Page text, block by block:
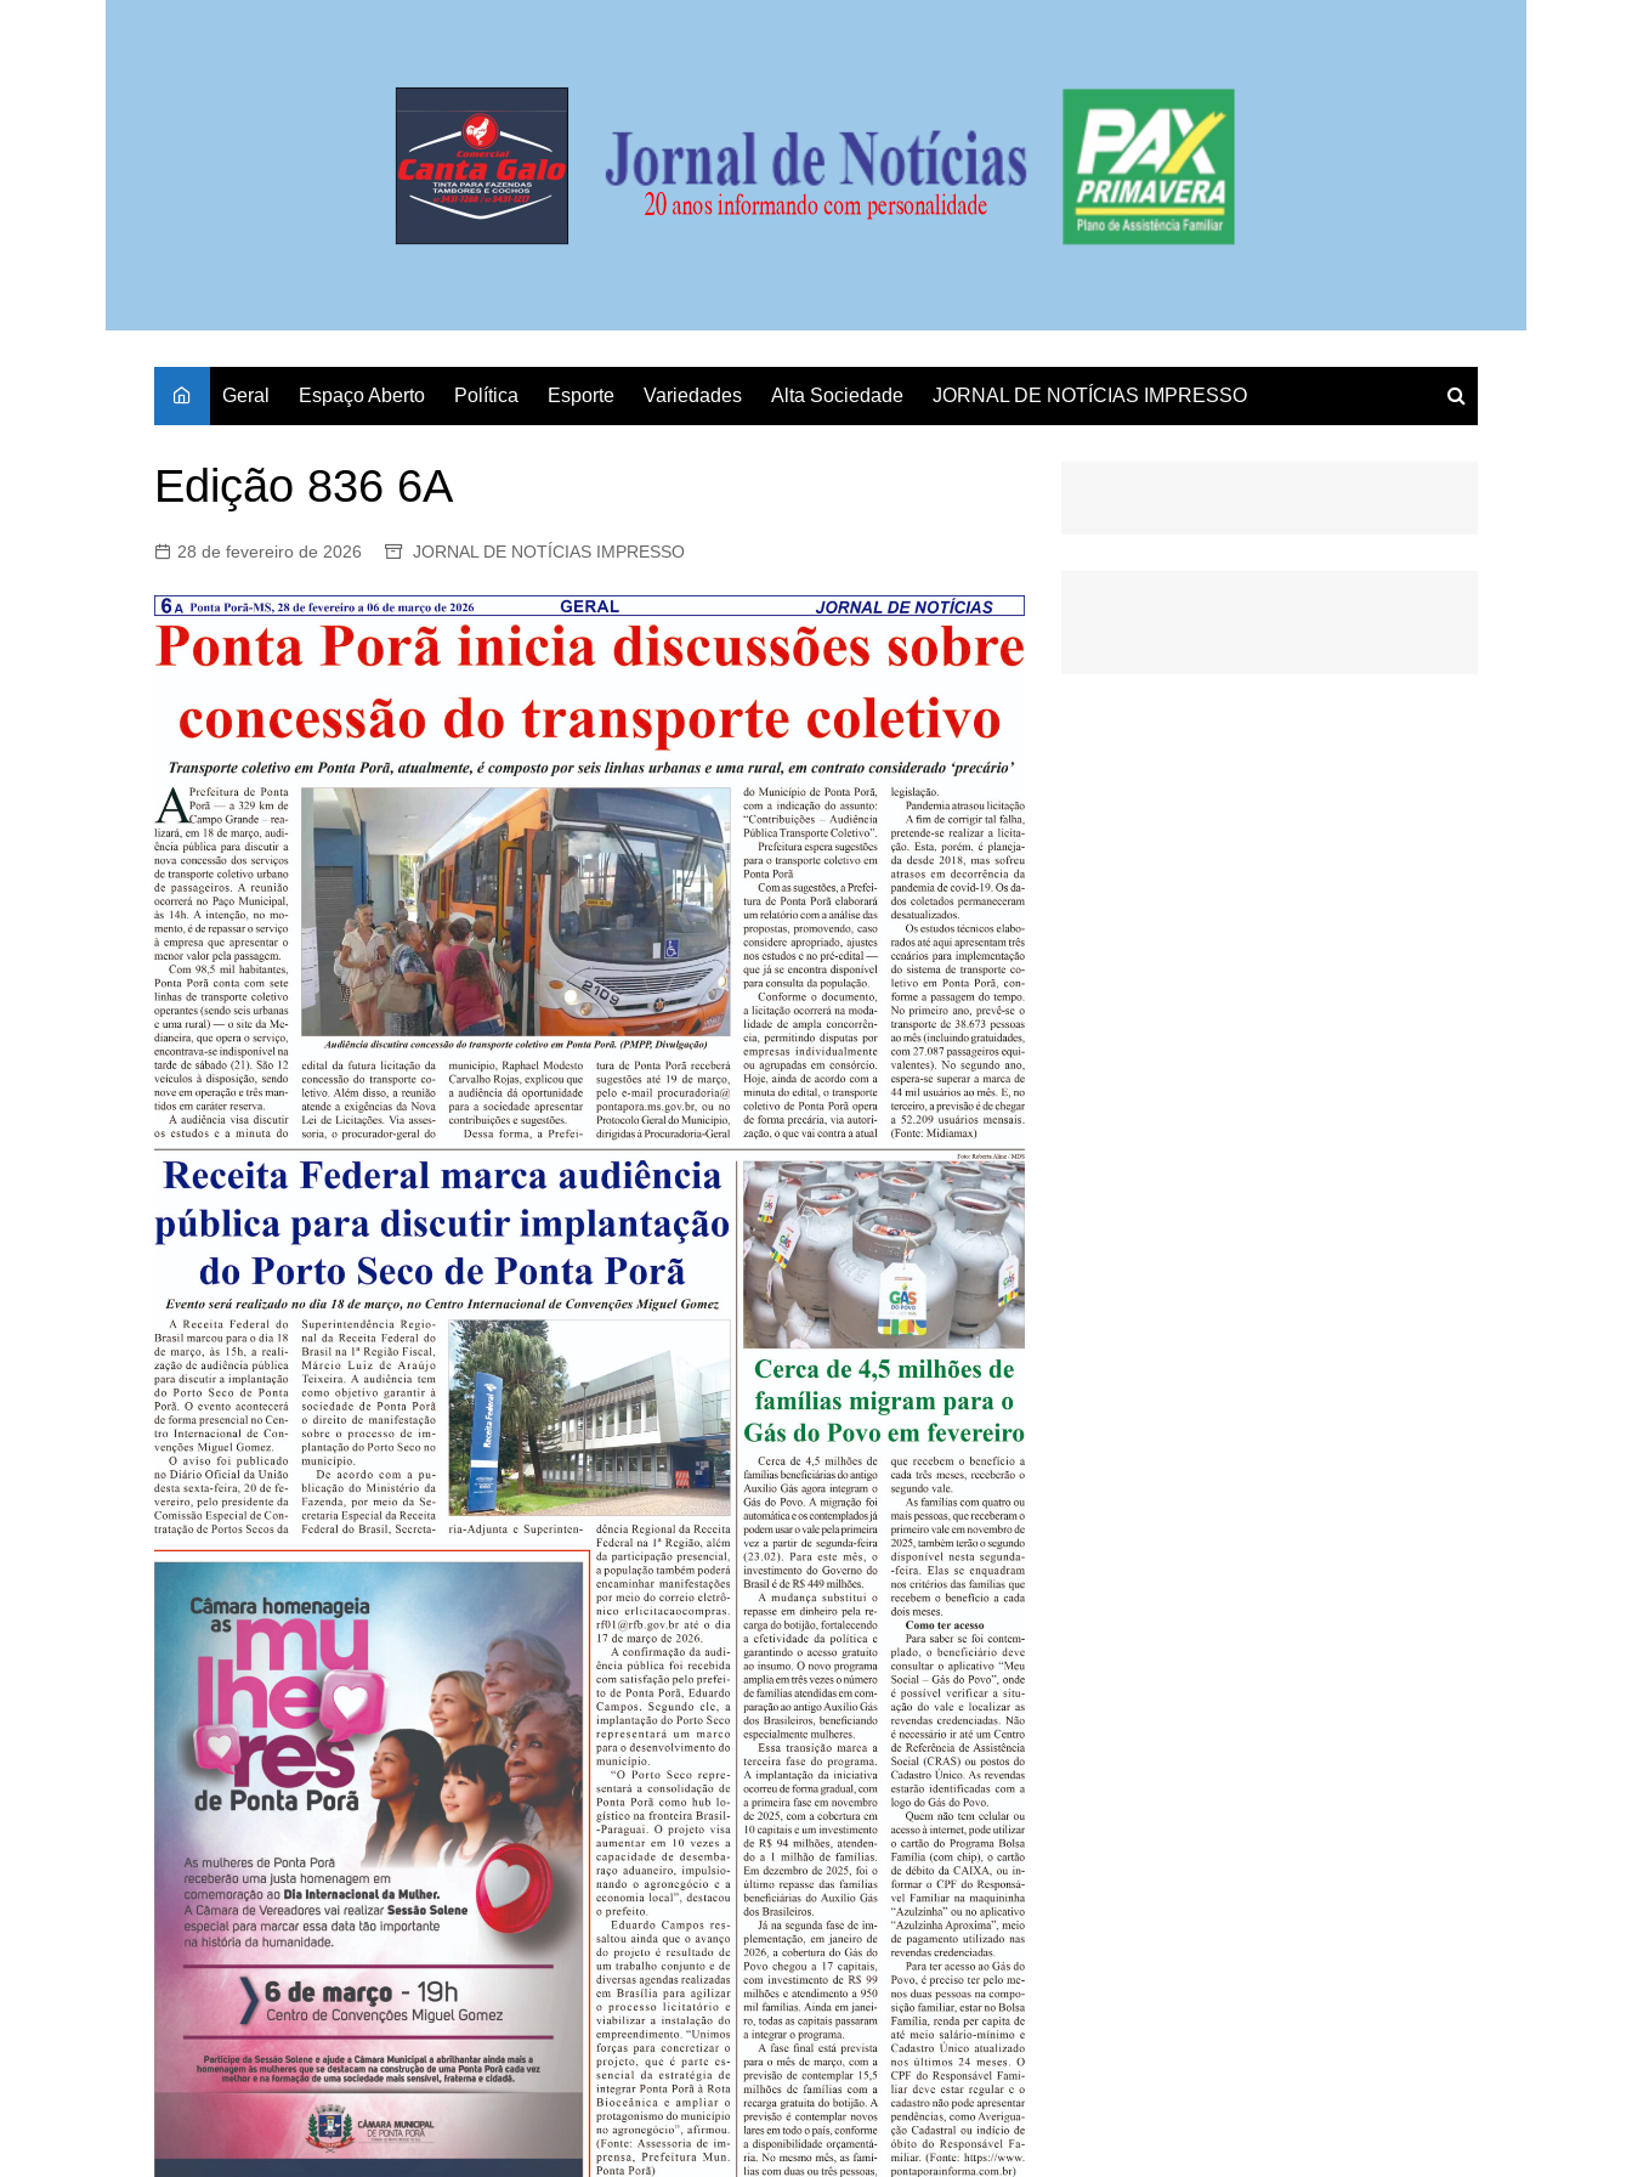
Geral Espaço Aberto Política Esporte Variedades Alta Sociedade JORNAL DE NOTÍCIAS IMPRESSO
Edição 836 6A
28 de fevereiro de 2026 JORNAL DE NOTÍCIAS IMPRESSO